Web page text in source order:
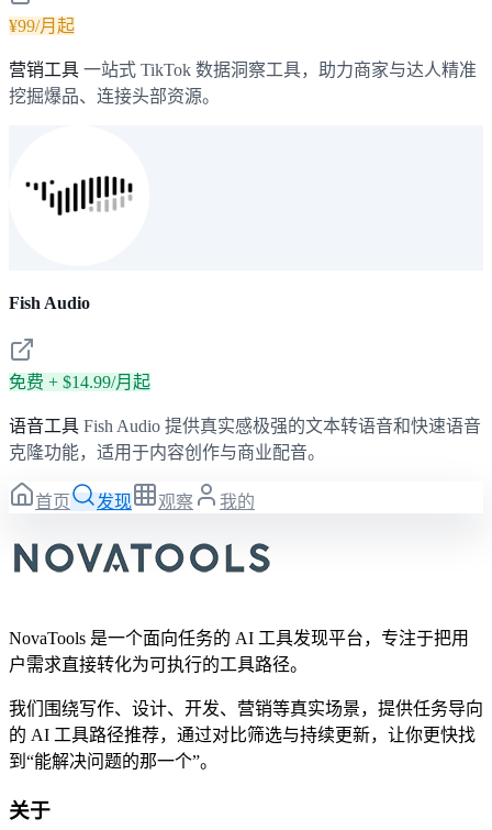
¥99/月起
营销工具 一站式 TikTok 数据洞察工具，助力商家与达人精准
挖掘爆品、连接头部资源。
Fish Audio
免费 + $14.99/月起
语音工具 Fish Audio 提供真实感极强的文本转语音和快速语音
克隆功能，适用于内容创作与商业配音。
首页 发现 观察 我的
NovaTools 是一个面向任务的 AI 工具发现平台，专注于把用
户需求直接转化为可执行的工具路径。
我们围绕写作、设计、开发、营销等真实场景，提供任务导向
的 AI 工具路径推荐，通过对比筛选与持续更新，让你更快找
到“能解决问题的那一个”。
关于